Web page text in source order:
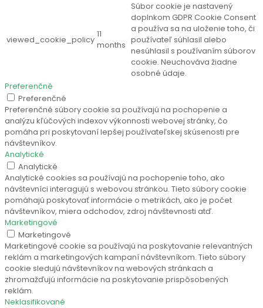
viewed_cookie_policy
11
months
Súbor cookie je nastavený
doplnkom GDPR Cookie Consent
a používa sa na uloženie toho, či
používateľ súhlasil alebo
nesúhlasil s používaním súborov
cookie. Neuchováva žiadne
osobné údaje.
Preferenčné
Preferenčné
Preferenčné súbory cookie sa používajú na pochopenie a
analýzu kľúčových indexov výkonnosti webovej stránky, čo
pomáha pri poskytovaní lepšej používateľskej skúsenosti pre
návštevníkov.
Analytické
Analytické
Analytické cookies sa používajú na pochopenie toho, ako
návštevníci interagujú s webovou stránkou. Tieto súbory cookie
pomáhajú poskytovať informácie o metrikách, ako je počet
návštevníkov, miera odchodov, zdroj návštevnosti atď.
Marketingové
Marketingové
Marketingové cookie sa používajú na poskytovanie relevantných
reklám a marketingových kampaní návštevníkom. Tieto súbory
cookie sledujú návštevníkov na webových stránkach a
zhromažďujú informácie na poskytovanie prispôsobených
reklám.
Neklasifikované